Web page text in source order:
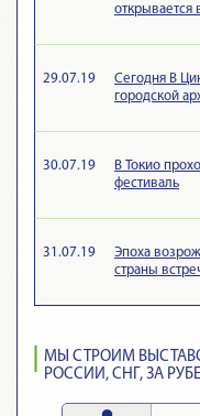
открывается
29.07.19
Сегодня В
городской
30.07.19
В Токио
фестиваль
31.07.19
Эпоха
страны
МЫ СТРОИМ
РОССИИ, СНГ, ЗА